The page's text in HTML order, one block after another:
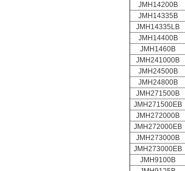
JMH14200B
JMH14335B
JMH14335LB
JMH14400B
JMH1460B
JMH241000B
JMH24500B
JMH24800B
JMH271500B
JMH271500EB
JMH272000B
JMH272000EB
JMH273000B
JMH273000EB
JMH9100B